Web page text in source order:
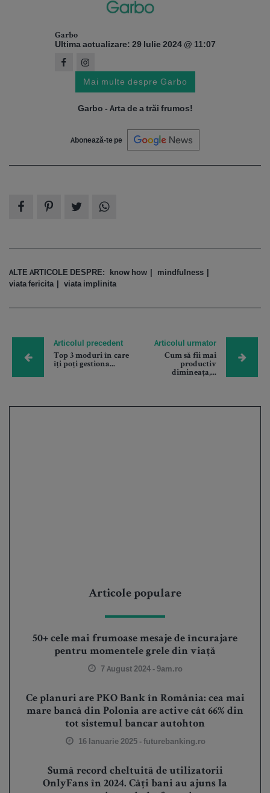
Garbo
Ultima actualizare: 29 Iulie 2024 @ 11:07
Mai multe despre Garbo
Garbo - Arta de a trăi frumos!
Abonează-te pe
ALTE ARTICOLE DESPRE: know how
mindfulness
viata fericita
viata implinita
Articolul precedent
Top 3 moduri în care
îţi poţi gestiona...
Articolul urmator
Cum să fii mai
productiv
dimineața,...
Articole populare
50+ cele mai frumoase mesaje de încurajare
pentru momentele grele din viață
7 August 2024 -9am.ro
Ce planuri are PKO Bank în România: cea mai
mare bancă din Polonia are active cât 66% din
tot sistemul bancar autohton
16 Ianuarie 2025 -futurebanking.ro
Sumă record cheltuită de utilizatorii
OnlyFans în 2024. Câți bani au ajuns la